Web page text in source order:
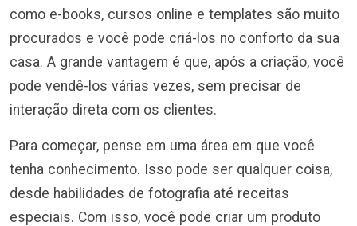
como e-books, cursos online e templates são muito
procurados e você pode criá-los no conforto da sua
casa. A grande vantagem é que, após a criação, você
pode vendê-los várias vezes, sem precisar de
interação direta com os clientes.
Para começar, pense em uma área em que você
tenha conhecimento. Isso pode ser qualquer coisa,
desde habilidades de fotografia até receitas
especiais. Com isso, você pode criar um produto